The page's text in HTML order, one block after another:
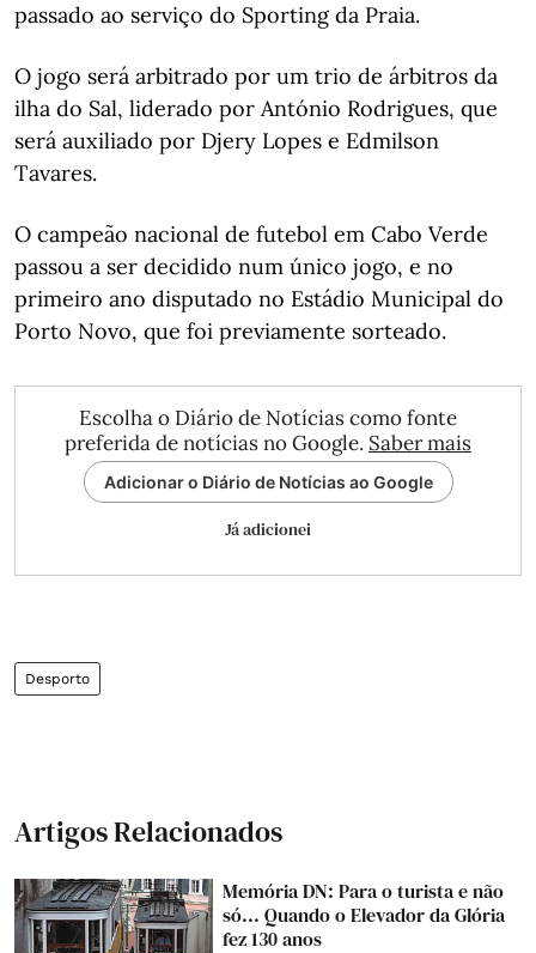
passado ao serviço do Sporting da Praia.
O jogo será arbitrado por um trio de árbitros da
ilha do Sal, liderado por António Rodrigues, que
será auxiliado por Djery Lopes e Edmilson
Tavares.
O campeão nacional de futebol em Cabo Verde
passou a ser decidido num único jogo, e no
primeiro ano disputado no Estádio Municipal do
Porto Novo, que foi previamente sorteado.
Escolha o Diário de Notícias como fonte
preferida de notícias no Google. Saber mais
Adicionar o Diário de Notícias ao Google
Já adicionei
Desporto
Artigos Relacionados
Memória DN: Para o turista e não
só... Quando o Elevador da Glória
fez 130 anos